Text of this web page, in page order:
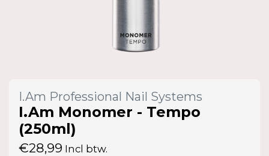
I.Am Professional Nail Systems
I.Am Monomer - Tempo
(250ml)
€28,99 Incl btw.